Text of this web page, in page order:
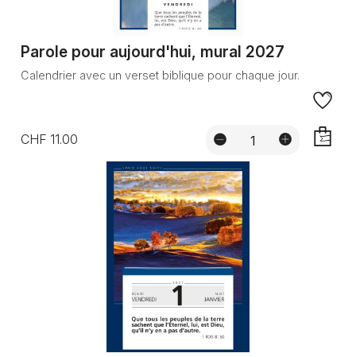
Parole pour aujourd'hui, mural 2027
Calendrier avec un verset biblique pour chaque jour.
CHF 11.00